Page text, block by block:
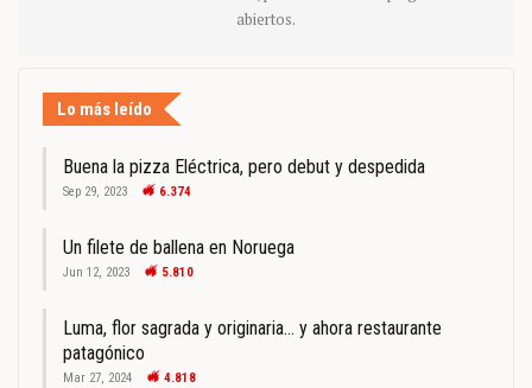
abiertos.
Lo más leído
Buena la pizza Eléctrica, pero debut y despedida
Sep 29, 2023 6.374
Un filete de ballena en Noruega
Jun 12, 2023 5.810
Luma, flor sagrada y originaria… y ahora restaurante
patagónico
Mar 27, 2024 4.818